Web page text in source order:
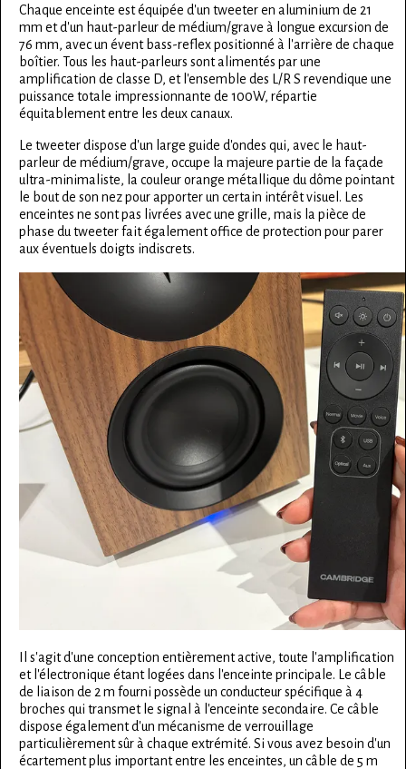
Chaque enceinte est équipée d'un tweeter en aluminium de 21
mm et d'un haut-parleur de médium/grave à longue excursion de
76 mm, avec un évent bass-reflex positionné à l'arrière de chaque
boîtier. Tous les haut-parleurs sont alimentés par une
amplification de classe D, et l'ensemble des L/R S revendique une
puissance totale impressionnante de 100W, répartie
équitablement entre les deux canaux.
Le tweeter dispose d'un large guide d'ondes qui, avec le haut-
parleur de médium/grave, occupe la majeure partie de la façade
ultra-minimaliste, la couleur orange métallique du dôme pointant
le bout de son nez pour apporter un certain intérêt visuel. Les
enceintes ne sont pas livrées avec une grille, mais la pièce de
phase du tweeter fait également office de protection pour parer
aux éventuels doigts indiscrets.
Il s'agit d'une conception entièrement active, toute l'amplification
et l'électronique étant logées dans l'enceinte principale. Le câble
de liaison de 2 m fourni possède un conducteur spécifique à 4
broches qui transmet le signal à l'enceinte secondaire. Ce câble
dispose également d'un mécanisme de verrouillage
particulièrement sûr à chaque extrémité. Si vous avez besoin d'un
écartement plus important entre les enceintes, un câble de 5 m